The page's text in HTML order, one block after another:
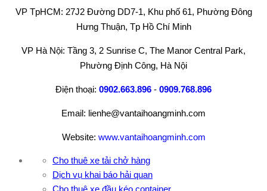
VP TpHCM: 27J2 Đường DD7-1, Khu phố 61, Phường Đông
Hưng Thuận, Tp Hồ Chí Minh
VP Hà Nội: Tầng 3, 2 Sunrise C, The Manor Central Park,
Phường Định Công, Hà Nội
Điện thoại: 0902.663.896 - 0909.768.896
Email: lienhe@vantaihoangminh.com
Website: www.vantaihoangminh.com
Cho thuê xe tải chở hàng
Dịch vụ khai báo hải quan
Cho thuê xe đầu kéo container